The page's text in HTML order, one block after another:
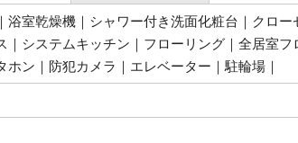
浴室乾燥機｜シャワー付き洗面化粧台｜クロ
｜システムキッチン｜フローリング｜全居室
ホン｜防犯カメラ｜エレベーター｜駐輪場｜